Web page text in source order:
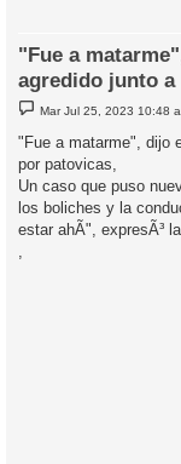
"Fue a
agredido junto a
M
e
s
a
e
Mar Jul 25, 2023 10:48
"Fue a matarme", dijo
por patovicas,
Un caso que puso
los boliches y la
estar ahÃ­", expresÃ³